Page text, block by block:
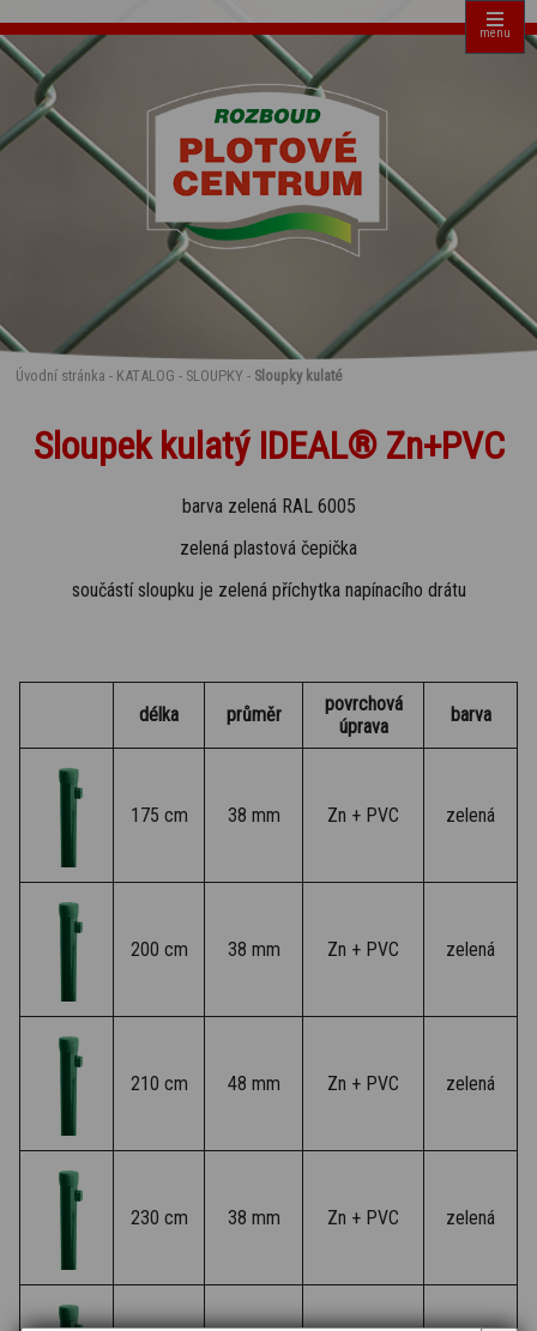
menu
Úvodní stránka - KATALOG - SLOUPKY - Sloupky kulaté
Sloupek kulatý IDEAL® Zn+PVC
barva zelená RAL 6005
zelená plastová čepička
součástí sloupku je zelená příchytka napínacího drátu
délka průměr
povrchová
úprava
barva
175 cm 38 mm Zn + PVC zelená
200 cm 38 mm Zn + PVC zelená
210 cm 48 mm Zn + PVC zelená
230 cm 38 mm Zn + PVC zelená